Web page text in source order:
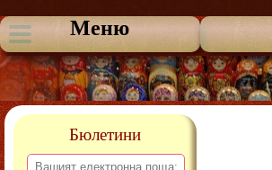
Меню
Бюлетини